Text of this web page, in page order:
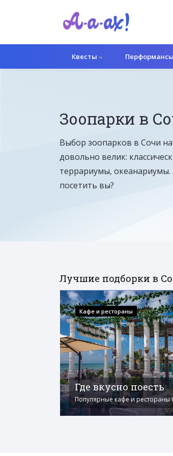
Квесты Перформансы
Зоопарки в
Выбор зоопарков в Сочи
довольно велик:
террариумы, океанариумы.
посетить вы?
Лучшие подборки в
Кафе и рестораны
Где вкусно поесть
Популярные кафе и рестораны